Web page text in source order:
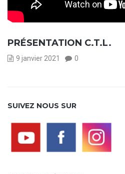
PRÉSENTATION C.T.L.
9 janvier 2021 0
SUIVEZ NOUS SUR